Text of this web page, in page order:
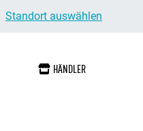
Standort auswählen
HÄNDLER